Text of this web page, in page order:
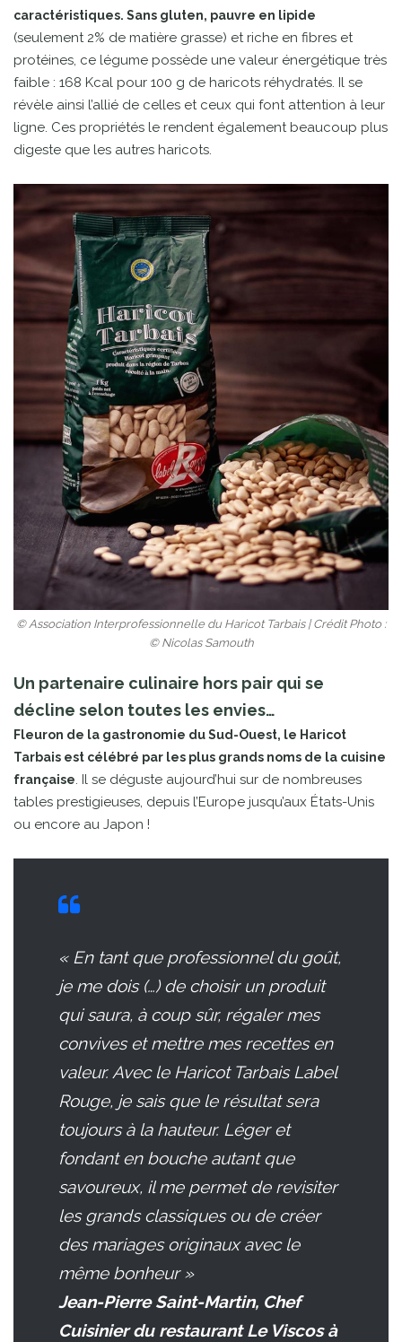
caractéristiques. Sans gluten, pauvre en lipide
(seulement 2% de matière grasse) et riche en fibres et
protéines, ce légume possède une valeur énergétique très
faible : 168 Kcal pour 100 g de haricots réhydratés. Il se
révèle ainsi l’allié de celles et ceux qui font attention à leur
ligne. Ces propriétés le rendent également beaucoup plus
digeste que les autres haricots.
© Association Interprofessionnelle du Haricot Tarbais | Crédit Photo :
© Nicolas Samouth
Un partenaire culinaire hors pair qui se
décline selon toutes les envies…
Fleuron de la gastronomie du Sud-Ouest, le Haricot
Tarbais est célébré par les plus grands noms de la cuisine
française. Il se déguste aujourd’hui sur de nombreuses
tables prestigieuses, depuis l’Europe jusqu’aux États-Unis
ou encore au Japon !
« En tant que professionnel du goût,
je me dois (…) de choisir un produit
qui saura, à coup sûr, régaler mes
convives et mettre mes recettes en
valeur. Avec le Haricot Tarbais Label
Rouge, je sais que le résultat sera
toujours à la hauteur. Léger et
fondant en bouche autant que
savoureux, il me permet de revisiter
les grands classiques ou de créer
des mariages originaux avec le
même bonheur »
Jean-Pierre Saint-Martin, Chef
Cuisinier du restaurant Le Viscos à